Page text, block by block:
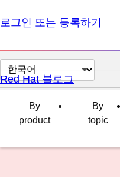
로그인 또는 등록하기
페
이
변
Red Hat 블로그
By
product
By
topic